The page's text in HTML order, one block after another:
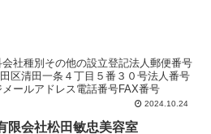
社種別その他の設立登記法人郵便番号
区清田一条４丁目５番３０号法人番号
ールアドレス電話番号FAX番号
2024.10.24
限会社松田敏忠美容室